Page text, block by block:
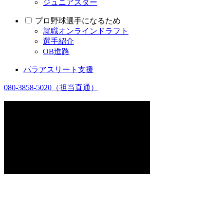
ジュニアスター
プロ野球選手になるため
就職オンラインドラフト
選手紹介
OB進路
パラアスリート支援
080-3858-5020 （担当直通）